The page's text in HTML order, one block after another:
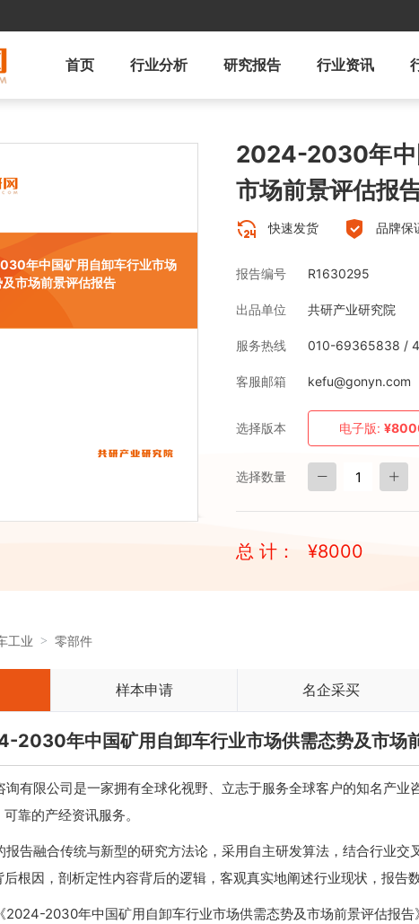
首页 行业分析 研究报告 行业资讯
年中国矿用自卸车行业市场
市场前景评估报告
2024-2030年中
市场前景评估报
快速发货 品牌保
报告编号 R1630295
出品单位 共研产业研究院
服务热线 010-69365838 /
客服邮箱 kefu@gonyn.com
选择版本 电子版:
选择数量
总 计： ¥8000
工业 零部件
样本申请 名企采买
2030年中国矿用自卸车行业市场供需态势及市场
限公司是一家拥有全球化视野、立志于服务全球客户的知名产业
靠的产经资讯服务。
融合传统与新型的研究方法论，采用自主研发算法，结合行业交
根因，剖析定性内容背后的逻辑，客观真实地阐述行业现状，报告
2030年中国矿用自卸车行业市场供需态势及市场前景评估报告